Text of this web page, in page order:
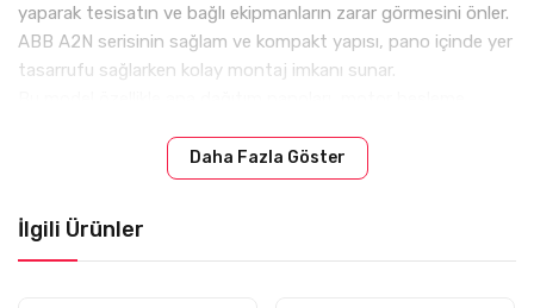
yaparak tesisatın ve bağlı ekipmanların zarar görmesini önler.
ABB A2N serisinin sağlam ve kompakt yapısı, pano içinde yer
tasarrufu sağlarken kolay montaj imkanı sunar.
yaygın olarak tercih edilmektedir. Yüksek kesme kapasitesi
sayesinde sistem güvenliğini maksimum seviyeye çıkarır.
⚙️ Teknik Özellikler
Daha Fazla Göster
İlgili Ürünler